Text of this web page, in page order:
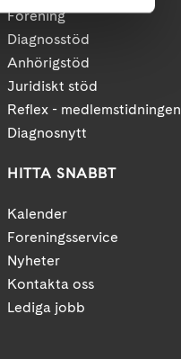
Förening
Diagnosstöd
Anhörigstöd
Juridiskt stöd
Reflex - medlemstidningen
Diagnosnytt
HITTA SNABBT
Kalender
Foreningsservice
Nyheter
Kontakta oss
Lediga jobb